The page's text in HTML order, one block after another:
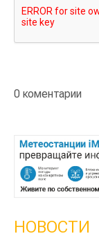
0 коментарии
НОВОСТИ